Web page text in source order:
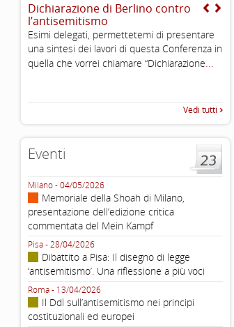
Dichiarazione di Berlino contro
l’antisemitismo
Esimi delegati, permettetemi di presentare
una sintesi dei lavori di questa Conferenza in
quella che vorrei chiamare “Dichiarazione...
Vedi tutti
Eventi
Milano - 04/05/2026
Memoriale della Shoah di Milano,
presentazione dell’edizione critica
commentata del Mein Kampf
Pisa - 28/04/2026
Dibattito a Pisa: Il disegno di legge
‘antisemitismo’. Una riflessione a più voci
Roma - 13/04/2026
Il Ddl sull’antisemitismo nei principi
costituzionali ed europei